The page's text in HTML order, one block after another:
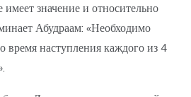
значение и относительно
Абудраам: «Необходимо
время наступления каждого из 4